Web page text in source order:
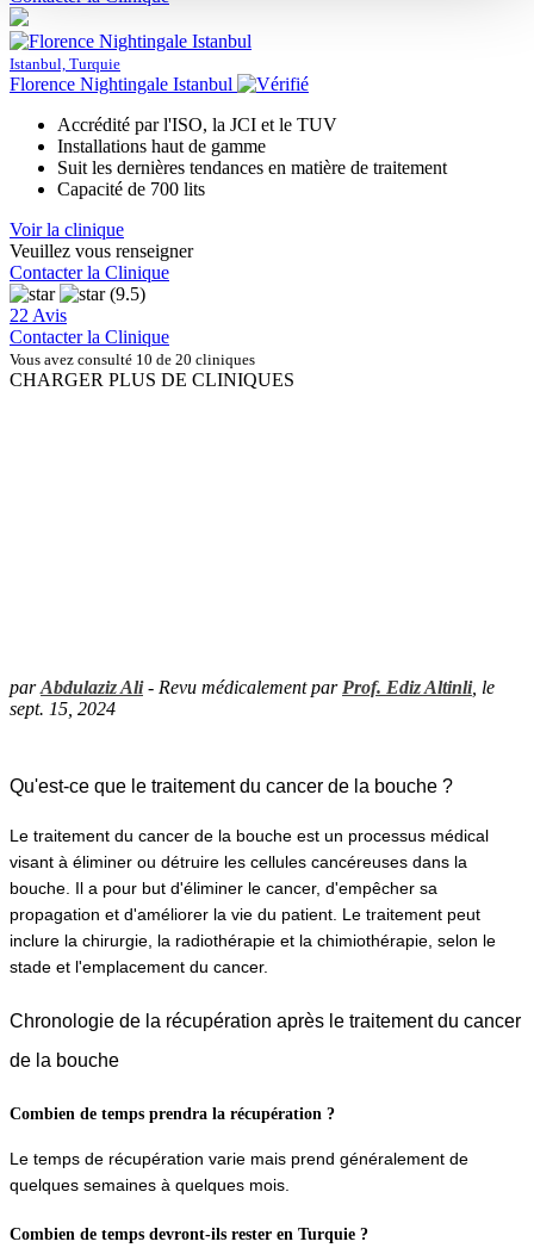
Istanbul, Turquie
Florence Nightingale Istanbul
Accrédité par l'ISO, la JCI et le TUV
Installations haut de gamme
Suit les dernières tendances en matière de traitement
Capacité de 700 lits
Voir la clinique
Veuillez vous renseigner
Contacter la Clinique
(9.5)
22 Avis
Contacter la Clinique
Vous avez consulté 10 de 20 cliniques
CHARGER PLUS DE CLINIQUES
parAbdulaziz Ali- Revu médicalement par Prof. Ediz Altinli, le
sept. 15, 2024
Qu'est-ce que le traitement du cancer de la bouche ?
Le traitement du cancer de la bouche est un processus médical
visant à éliminer ou détruire les cellules cancéreuses dans la
bouche. Il a pour but d'éliminer le cancer, d'empêcher sa
propagation et d'améliorer la vie du patient. Le traitement peut
inclure la chirurgie, la radiothérapie et la chimiothérapie, selon le
stade et l'emplacement du cancer.
Chronologie de la récupération après le traitement du cancer
de la bouche
Combien de temps prendra la récupération ?
Le temps de récupération varie mais prend généralement de
quelques semaines à quelques mois.
Combien de temps devront-ils rester en Turquie ?